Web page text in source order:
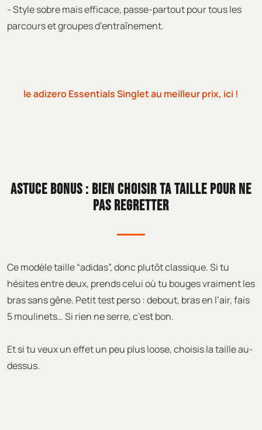
- Style sobre mais efficace, passe-partout pour tous les
parcours et groupes d’entraînement.
le adizero Essentials Singlet au meilleur prix, ici !
ASTUCE BONUS : BIEN CHOISIR TA TAILLE POUR NE
PAS REGRETTER
Ce modèle taille “adidas”, donc plutôt classique. Si tu
hésites entre deux, prends celui où tu bouges vraiment les
bras sans gêne. Petit test perso : debout, bras en l’air, fais
5 moulinets… Si rien ne serre, c’est bon.
Et si tu veux un effet un peu plus loose, choisis la taille au-
dessus.